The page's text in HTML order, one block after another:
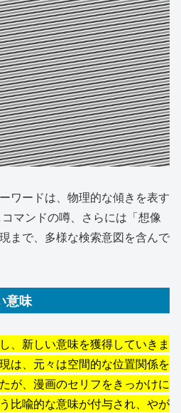
ワードは、物理的な傾きを表す
マンドの噂、さらには「想像
まで、多様な検索意図を含んで
意味
、新しい意味を獲得していきま
は、元々は空間的な位置関係を
が、漫画のセリフをきっかけに
比喩的な意味が付与され、やが